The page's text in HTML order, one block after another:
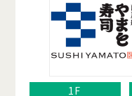
1F